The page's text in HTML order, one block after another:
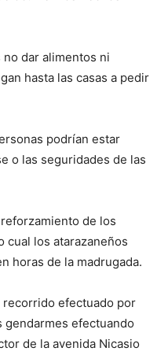
dar alimentos ni
hasta las casas a pedir
podrían estar
o las seguridades de las
de los
cual los atarazaneños
horas de la madrugada.
recorrido efectuado por
gendarmes efectuando
de la avenida Nicasio